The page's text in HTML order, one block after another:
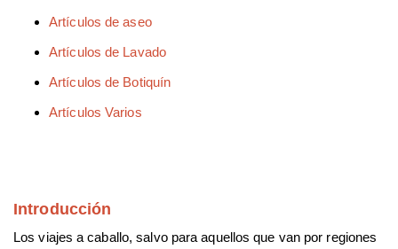
Artículos de aseo
Artículos de Lavado
Artículos de Botiquín
Artículos Varios
Introducción
Los viajes a caballo, salvo para aquellos que van por regiones